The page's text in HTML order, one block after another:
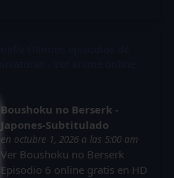
Boushoku no Berserk -
Japones-Subtitulado
en octubre 1, 2026 a las 5:00 am
Ver Boushoku no Berserk
Episodio 6 online gratis en HD